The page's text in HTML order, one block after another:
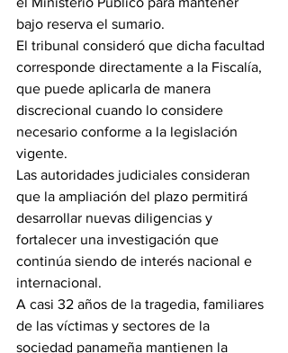
bajo reserva el sumario.
El tribunal consideró que dicha facultad
corresponde directamente a la Fiscalía,
que puede aplicarla de manera
discrecional cuando lo considere
necesario conforme a la legislación
vigente.
Las autoridades judiciales consideran
que la ampliación del plazo permitirá
desarrollar nuevas diligencias y
fortalecer una investigación que
continúa siendo de interés nacional e
internacional.
A casi 32 años de la tragedia, familiares
de las víctimas y sectores de la
sociedad panameña mantienen la